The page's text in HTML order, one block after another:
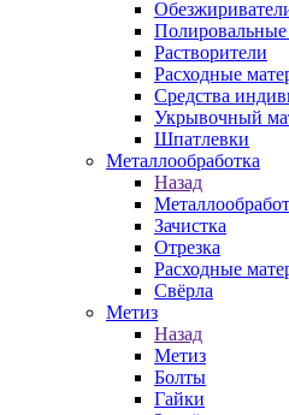
Растворители
Расходные
Средства
Укрывочный
Шпатлевки
Металлообработка
Назад
Зачистка
Отрезка
Расходные
Свёрла
Метиз
Назад
Метиз
Болты
Гайки